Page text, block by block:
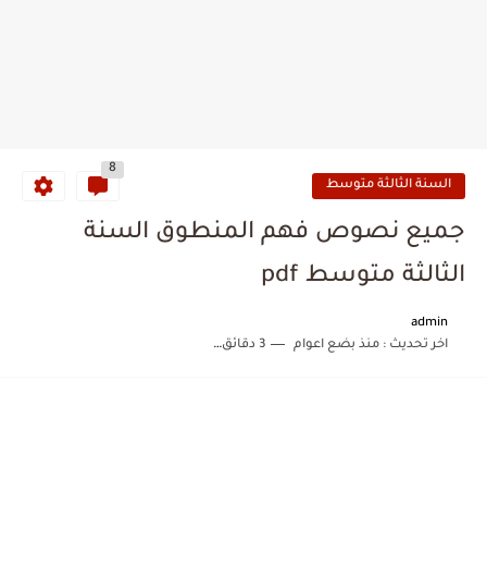
السنة الثالثة متوسط
8
جميع نصوص فهم المنطوق السنة
الثالثة متوسط pdf
admin
اخر تحديث :منذ بضع اعوام 3 دقائق للقراءة